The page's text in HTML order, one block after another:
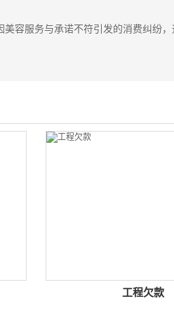
美容服务与承诺不符引发的消费纠纷
工程欠款